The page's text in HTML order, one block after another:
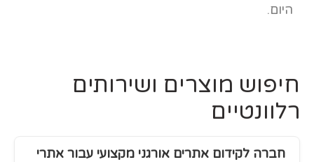
היום.
חיפוש מוצרים ושירותים
רלוונטיים
חברה לקידום אתרים אורגני מקצועי עבור אתרי